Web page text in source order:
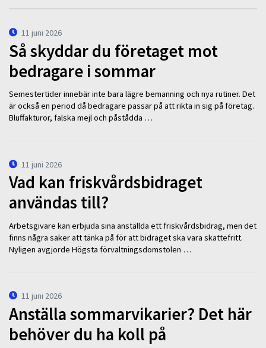
11 juni 2026
Så skyddar du företaget mot
bedragare i sommar
Semestertider innebär inte bara lägre bemanning och nya rutiner. Det
är också en period då bedragare passar på att rikta in sig på företag.
Bluffakturor, falska mejl och påstådda …
11 juni 2026
Vad kan friskvårdsbidraget
användas till?
Arbetsgivare kan erbjuda sina anställda ett friskvårdsbidrag, men det
finns några saker att tänka på för att bidraget ska vara skattefritt.
Nyligen avgjorde Högsta förvaltningsdomstolen …
11 juni 2026
Anställa sommarvikarier? Det här
behöver du ha koll på